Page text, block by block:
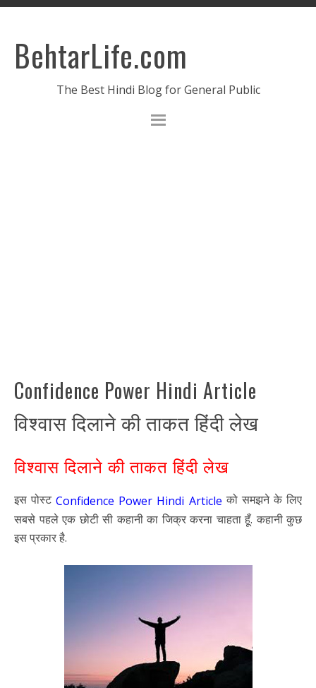
BehtarLife.com
The Best Hindi Blog for General Public
Confidence Power Hindi Article
विश्वास दिलाने की ताकत हिंदी लेख
विश्वास दिलाने की ताकत हिंदी लेख
इस पोस्टConfidence Power Hindi Article को समझने के लिए
सबसे पहले एक छोटी सी कहानी का जिक्र करना चाहता हूँ. कहानी कुछ
इस प्रकार है.